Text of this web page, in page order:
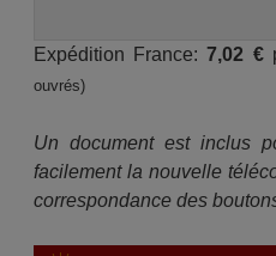
Expédition France:7,02 €
ouvrés)
Un document est inclus
facilement la nouvelle
correspondance des